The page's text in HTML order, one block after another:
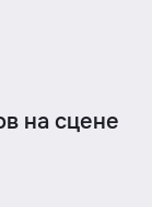
на сцене